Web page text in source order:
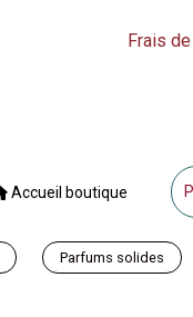
Frais
Accueil boutique
Parfums solides